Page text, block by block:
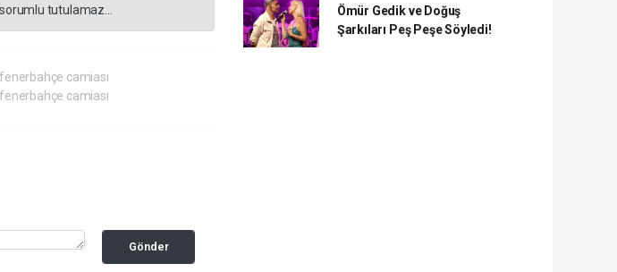
tutulamaz...
camiası
camiası
Gönder
Ömür Gedik ve Doğuş
Şarkıları Peş Peşe Söyledi!